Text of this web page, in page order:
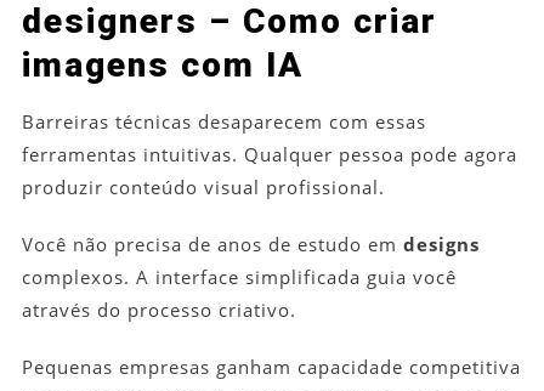
designers – Como criar
imagens com IA
Barreiras técnicas desaparecem com essas
ferramentas intuitivas. Qualquer pessoa pode agora
produzir conteúdo visual profissional.
Você não precisa de anos de estudo em designs
complexos. A interface simplificada guia você
através do processo criativo.
Pequenas empresas ganham capacidade competitiva